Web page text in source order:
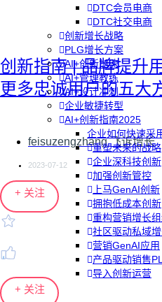
DTC会员电商
DTC社交电商
创新增长战略
PLG增长方案
AI+创新加速
AI+管理教练
AI+设计冲刺
企业敏捷转型
AI+创新指南2025
企业如何快速采
重塑未来的战略
企业深科技创新
加强创新管控
上马GenAI创新
拥抱低成本创新
重构营销增长
社区驱动私域
营销GenAI应用
产品驱动销售
导入创新运营
创新指南 | 品牌提升
更多忠诚用户的五大
feisuzengzhang 飞诉增长
2023-07-12
+ 关注
+ 关注